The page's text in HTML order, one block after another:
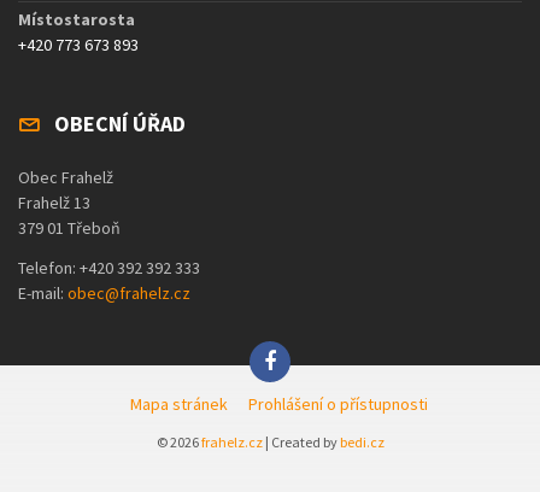
Místostarosta
+420 773 673 893
OBECNÍ ÚŘAD
Obec Frahelž
Frahelž 13
379 01 Třeboň
Telefon: +420 392 392 333
E-mail: obec@frahelz.cz
Mapa stránek Prohlášení o přístupnosti
© 2026frahelz.cz| Created bybedi.cz